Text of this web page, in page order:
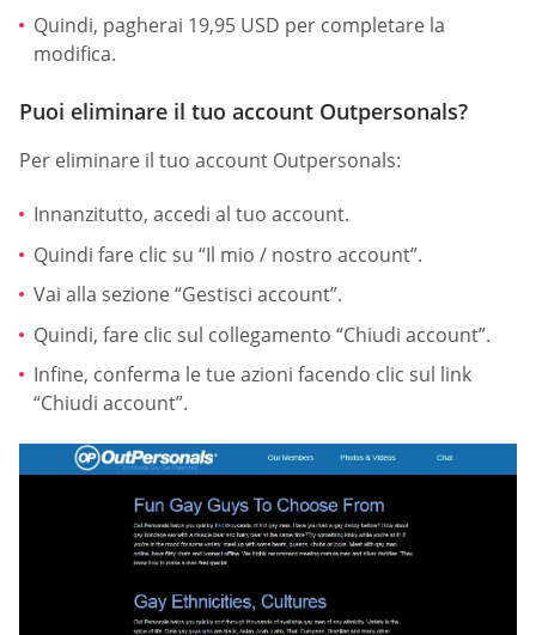
Quindi, pagherai 19,95 USD per completare la
modifica.
Puoi eliminare il tuo account Outpersonals?
Per eliminare il tuo account Outpersonals:
Innanzitutto, accedi al tuo account.
Quindi fare clic su “Il mio / nostro account”.
Vai alla sezione “Gestisci account”.
Quindi, fare clic sul collegamento “Chiudi account”.
Infine, conferma le tue azioni facendo clic sul link
“Chiudi account”.